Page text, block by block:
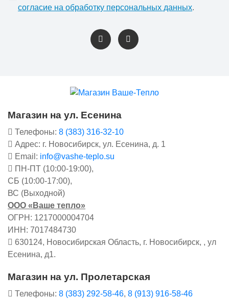
согласие на обработку персональных данных.
Магазин на ул. Есенина
Телефоны: 8 (383) 316-32-10
Адрес: г. Новосибирск, ул. Есенина, д. 1
Email: info@vashe-teplo.su
ПН-ПТ (10:00-19:00),
СБ (10:00-17:00),
ВС (Выходной)
ООО «Ваше тепло»
ОГРН: 1217000004704
ИНН: 7017484730
630124, Новосибирская Область, г. Новосибирск, , ул
Есенина, д1.
Магазин на ул. Пролетарская
Телефоны: 8 (383) 292-58-46, 8 (913) 916-58-46